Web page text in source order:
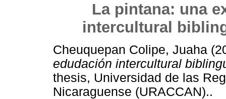
La pintana: una
intercultural
Cheuquepan Colipe, Juaha
edudación intercultural
thesis, Universidad de las
Nicaraguense (URACCAN)..